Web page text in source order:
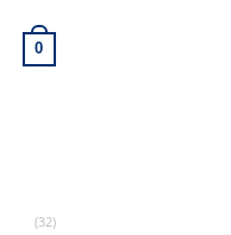
0
(32)